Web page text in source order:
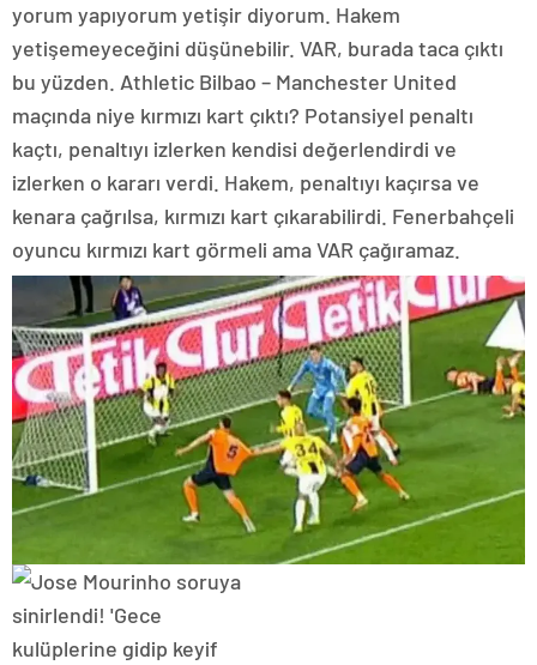
yorum yapıyorum yetişir diyorum. Hakem
yetişemeyeceğini düşünebilir. VAR, burada taca çıktı
bu yüzden. Athletic Bilbao – Manchester United
maçında niye kırmızı kart çıktı? Potansiyel penaltı
kaçtı, penaltıyı izlerken kendisi değerlendirdi ve
izlerken o kararı verdi. Hakem, penaltıyı kaçırsa ve
kenara çağrılsa, kırmızı kart çıkarabilirdi. Fenerbahçeli
oyuncu kırmızı kart görmeli ama VAR çağıramaz.